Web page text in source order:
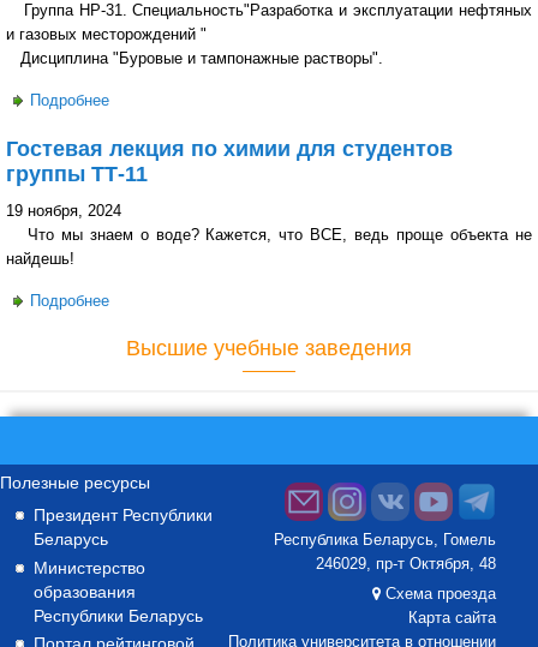
Группа НР-31. Специальность"Разработка и эксплуатации нефтяных
и газовых месторождений "
Дисциплина "Буровые и тампонажные растворы".
Подробнее
Гостевая лекция по химии для студентов
группы ТТ-11
19 ноября, 2024
Что мы знаем о воде? Кажется, что ВСЕ, ведь проще объекта не
найдешь!
Подробнее
Высшие учебные заведения
Полезные ресурсы
Президент Республики
Беларусь
Министерство
образования
Республики Беларусь
Республика Беларусь, Гомель
246029, пр-т Октября, 48
Схема проезда
Карта сайта
Политика университета в отношении